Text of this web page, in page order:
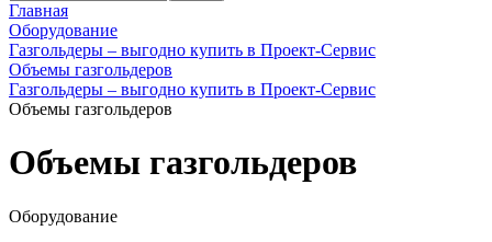
Главная
Оборудование
Газгольдеры – выгодно купить в Проект-Сервис
Объемы газгольдеров
Газгольдеры – выгодно купить в Проект-Сервис
Объемы газгольдеров
Объемы газгольдеров
Оборудование